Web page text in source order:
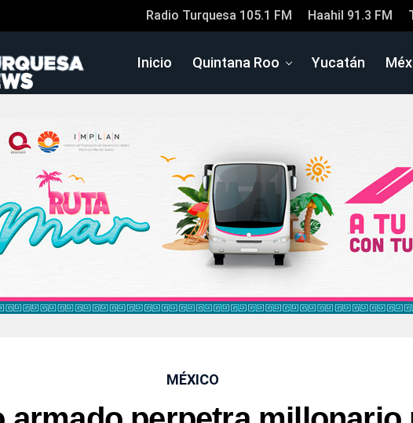
Radio Turquesa 105.1 FM Haahil 91.3 FM
Inicio Quintana Roo Yucatán
MÉXICO